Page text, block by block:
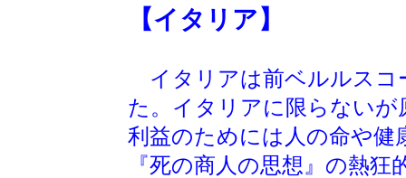
【イタリア】
イタリアは前ベルルスコ
た。イタリアに限らない
利益のためには人の命や
『死の商人の思想』の熱